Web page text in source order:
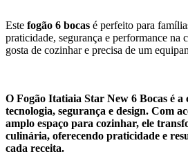
Este fogão 6 bocas é perfeito para
praticidade, segurança e performance na
gosta de cozinhar e precisa de um
O Fogão Itatiaia Star New 6 Bocas é a
tecnologia, segurança e design. Com
amplo espaço para cozinhar, ele
culinária, oferecendo praticidade e
cada receita.